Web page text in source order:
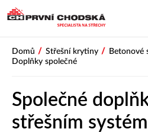
Domů / Střešní krytiny / Betonové
Doplňky společné
Společné
střešním